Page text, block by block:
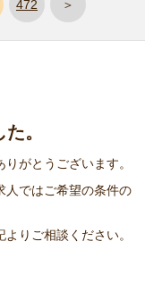
472 ＞
。
がとうございます。
人ではご希望の条件の
りご相談ください。